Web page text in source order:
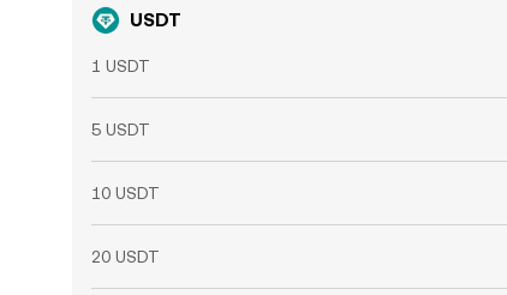
USDT
1 USDT
5 USDT
10 USDT
20 USDT